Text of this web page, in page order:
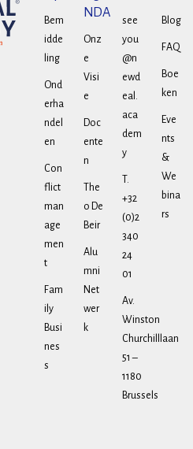
Bem
idde
ling
Ond
erha
ndel
en
Con
flict
man
age
men
t
Fam
ily
Busi
nes
s
NDA
Onz
e
Visi
e
Doc
ente
n
The
o De
Beir
Alu
mni
Net
wer
k
see
you
@n
ewd
eal.
aca
dem
y
T.
+32
(0)2
340
24
01
Av.
Winston
Churchilllaan
51 –
1180
Brussels
Blog
FAQ
Boe
ken
Eve
nts
&
We
bina
rs